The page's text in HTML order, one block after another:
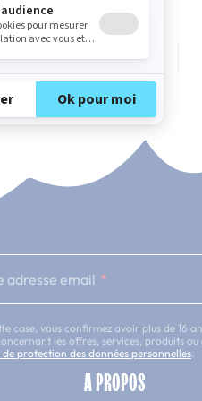
101 nuits d'essai*
adresse email
case, vous confirmez avoir plus de 16
les offres, services, produits
protection des données personnelles
A PROPOS